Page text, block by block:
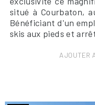
situé à Courbaton,
Bénéficiant d'un
skis aux pieds et
AJOUTER